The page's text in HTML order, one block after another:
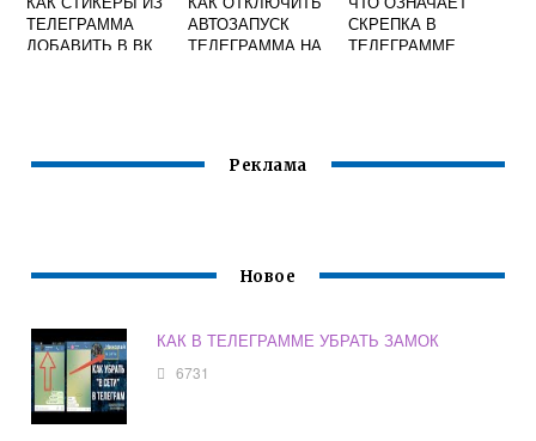
ТЕЛЕГРАММА
ДОБАВИТЬ В ВК
АВТОЗАПУСК
ТЕЛЕГРАММА НА
СКРЕПКА В
ТЕЛЕГРАММЕ
Реклама
Новое
КАК В ТЕЛЕГРАММЕ УБРАТЬ ЗАМОК
6731